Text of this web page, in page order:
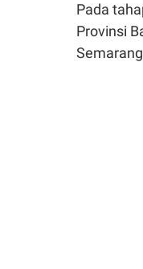
Pada
Provinsi